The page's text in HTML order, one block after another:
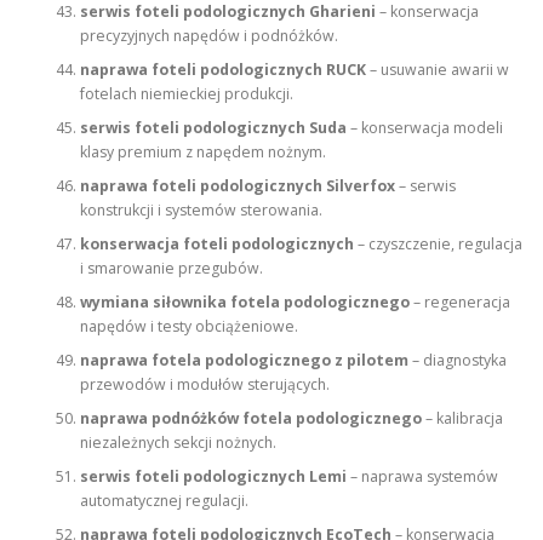
serwis foteli podologicznych Gharieni – konserwacja
precyzyjnych napędów i podnóżków.
naprawa foteli podologicznych RUCK– usuwanie awarii w
fotelach niemieckiej produkcji.
serwis foteli podologicznych Suda – konserwacja modeli
klasy premium z napędem nożnym.
naprawa foteli podologicznych Silverfox– serwis
konstrukcji i systemów sterowania.
konserwacja foteli podologicznych – czyszczenie, regulacja
i smarowanie przegubów.
wymiana siłownika fotela podologicznego– regeneracja
napędów i testy obciążeniowe.
naprawa fotela podologicznego z pilotem – diagnostyka
przewodów i modułów sterujących.
naprawa podnóżków fotela podologicznego– kalibracja
niezależnych sekcji nożnych.
serwis foteli podologicznych Lemi – naprawa systemów
automatycznej regulacji.
naprawa foteli podologicznych EcoTech – konserwacja